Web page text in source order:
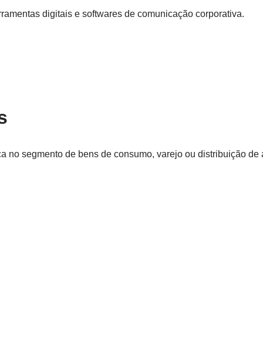
digitais e softwares de comunicação corporativa.
no segmento de bens de consumo, varejo ou distribuição de